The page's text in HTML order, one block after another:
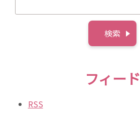
フィード
RSS